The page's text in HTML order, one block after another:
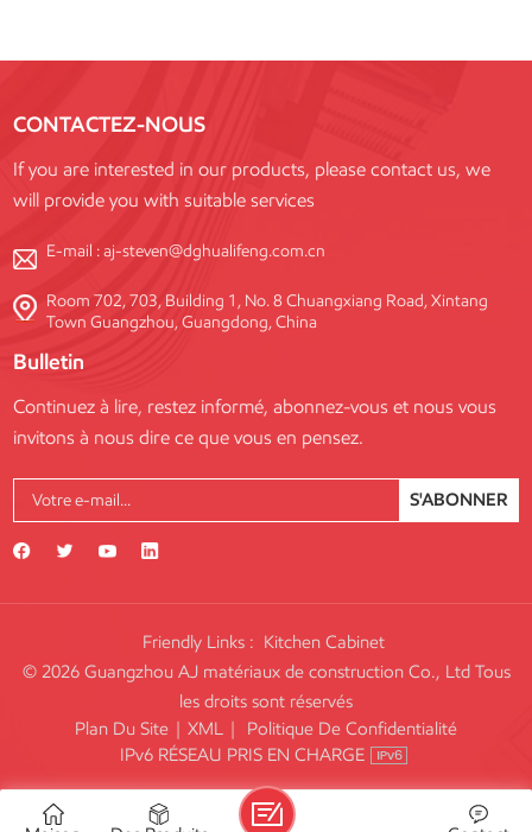
CONTACTEZ-NOUS
If you are interested in our products, please contact us, we
will provide you with suitable services
E-mail :aj-steven@dghualifeng.com.cn
Room 702, 703, Building 1, No. 8 Chuangxiang Road, Xintang
Town Guangzhou, Guangdong, China
Bulletin
Continuez à lire, restez informé, abonnez-vous et nous vous
invitons à nous dire ce que vous en pensez.
S'ABONNER
Friendly Links : Kitchen Cabinet
© 2026 Guangzhou AJ matériaux de construction Co., Ltd Tous
les droits sont réservés
Plan Du Site | XML |
Politique De Confidentialité
IPv6 RÉSEAU PRIS EN CHARGE